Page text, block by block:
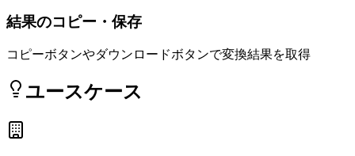
結果のコピー・保存
コピーボタンやダウンロードボタンで変換結果を取得
ユースケース